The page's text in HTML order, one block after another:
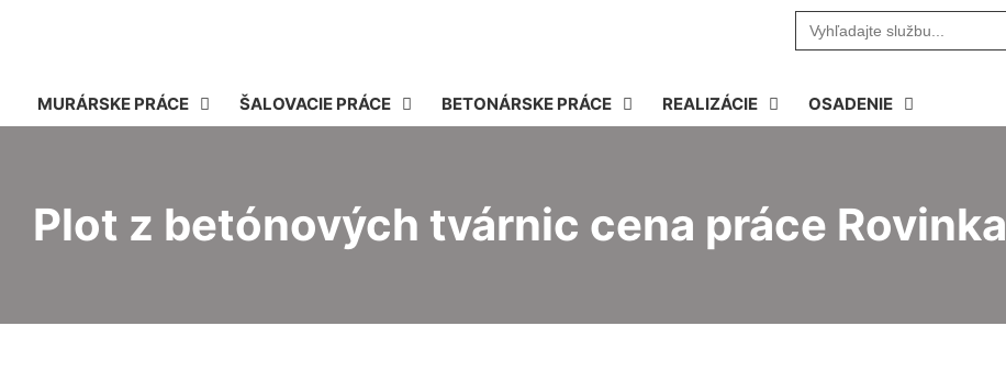
Search
for:
MURÁRSKE PRÁCE ŠALOVACIE PRÁCE BETONÁRSKE PRÁCE REALIZÁCIE OSADENIE
Plot z betónových tvárnic cena práce Rovinka